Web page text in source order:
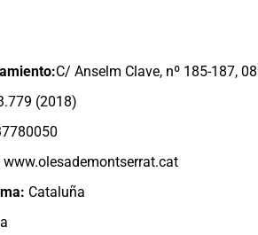
C/ Anselm Clave, nº 185-187,
(2018)
www.olesademontserrat.cat
Cataluña